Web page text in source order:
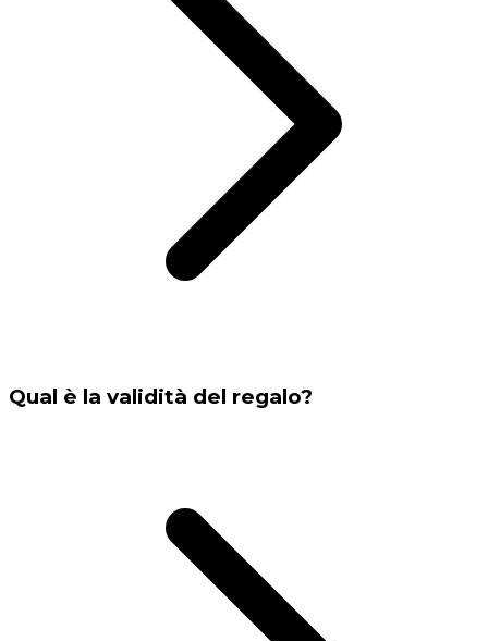
Qual è la validità del regalo?